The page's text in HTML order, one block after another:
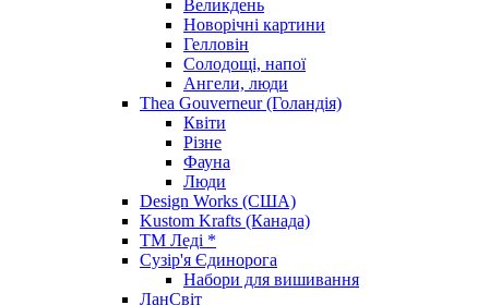
Великдень
Новорічні картини
Гелловін
Солодощі, напої
Ангели, люди
Thea Gouverneur (Голандія)
Квіти
Різне
Фауна
Люди
Design Works (США)
Kustom Krafts (Канада)
ТМ Леді *
Сузір'я Єдинорога
Набори для вишивання
ЛанСвіт